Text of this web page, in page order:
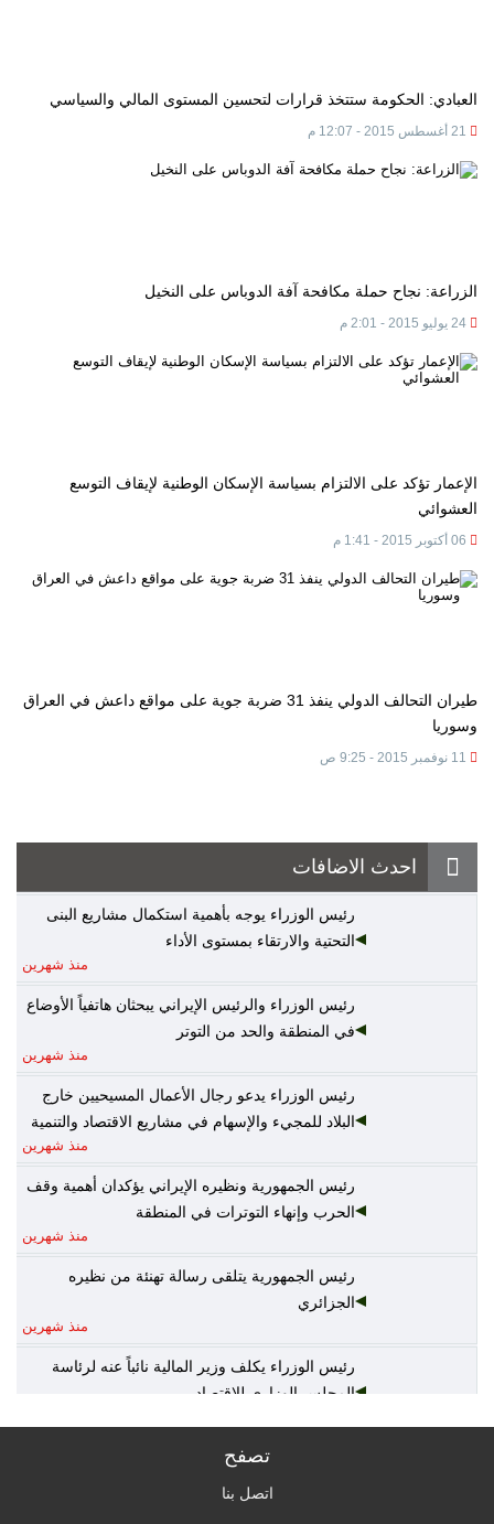
العبادي: الحكومة ستتخذ قرارات لتحسين المستوى المالي والسياسي
الزراعة: نجاح حملة مكافحة آفة الدوباس على النخيل
الإعمار تؤكد على الالتزام بسياسة الإسكان الوطنية لإيقاف التوسع
العشوائي
طيران التحالف الدولي ينفذ 31 ضربة جوية على مواقع داعش في العراق
وسوريا
احدث الاضافات
رئيس الوزراء يوجه بأهمية استكمال مشاريع البنى
التحتية والارتقاء بمستوى الأداء
منذ شهرين
رئيس الوزراء والرئيس الإيراني يبحثان هاتفياً الأوضاع
في المنطقة والحد من التوتر
منذ شهرين
رئيس الوزراء يدعو رجال الأعمال المسيحيين خارج
البلاد للمجيء والإسهام في مشاريع الاقتصاد والتنمية
منذ شهرين
رئيس الجمهورية ونظيره الإيراني يؤكدان أهمية وقف
الحرب وإنهاء التوترات في المنطقة
منذ شهرين
رئيس الجمهورية يتلقى رسالة تهنئة من نظيره
الجزائري
منذ شهرين
رئيس الوزراء يكلف وزير المالية نائباً عنه لرئاسة
المجلس الوزاري للاقتصاد
الخارجية: أمن واستقرار دول الخليج يُعدّ جزءاً لا يتجزأ
من منظومة الأمن القومي العربي
تصفح
اتصل بنا